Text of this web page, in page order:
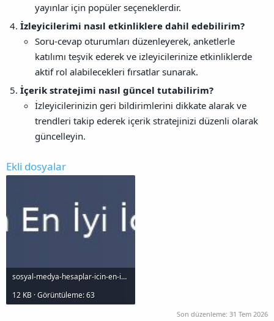
yayınlar için popüler seçeneklerdir.
İzleyicilerimi nasıl etkinliklere dahil edebilirim?
Soru-cevap oturumları düzenleyerek, anketlerle
katılımı teşvik ederek ve izleyicilerinize etkinliklerde
aktif rol alabilecekleri fırsatlar sunarak.
İçerik stratejimi nasıl güncel tutabilirim?
İzleyicilerinizin geri bildirimlerini dikkate alarak ve
trendleri takip ederek içerik stratejinizi düzenli olarak
güncelleyin.
Ekli dosyalar
sosyal-medya-hesaplar-icin-en-iyi-icerik-turleri_1000x120.jpg
12 KB · Görüntüleme: 63
Son düzenleme: 31 Tem 2026